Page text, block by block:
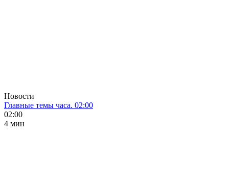
Новости
Главные темы часа. 02:00
02:00
4 мин